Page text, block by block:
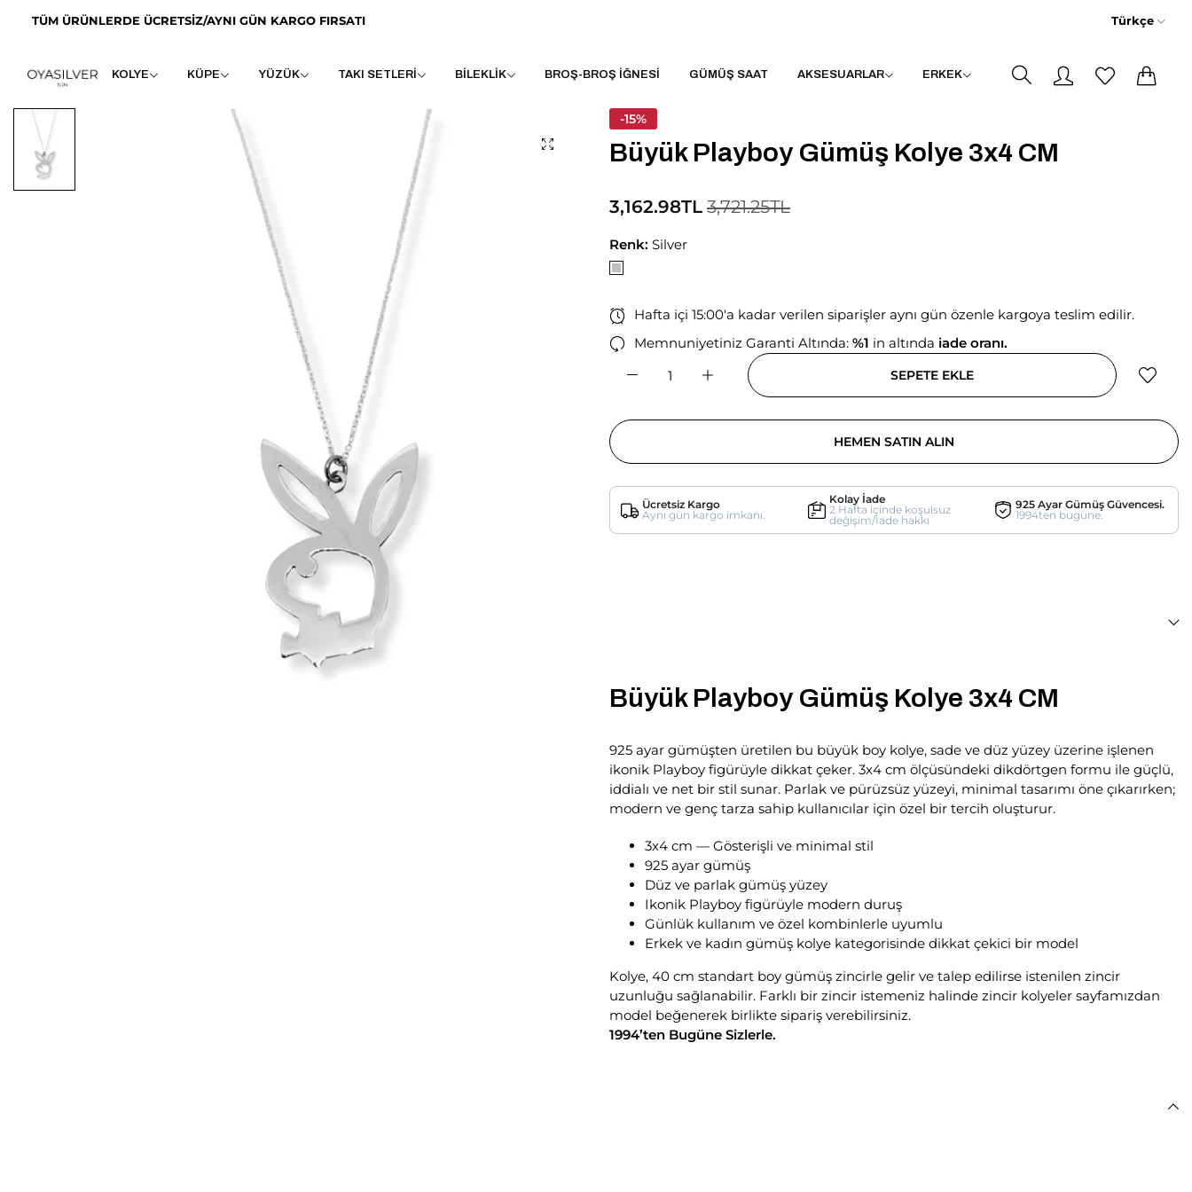
TÜM ÜRÜNLERDE ÜCRETSİZ/AYNI GÜN KARGO FIRSATI Türkçe
KOLYE KÜPE YÜZÜK TAKI SETLERİ BİLEKLİK BROŞ-BROŞ İĞNESİ GÜMÜŞ SAAT AKSESUARLAR ERKEK
-15%
Büyük Playboy Gümüş Kolye 3x4 CM
3,162.98TL 3,721.25TL
Renk: Silver
Hafta içi 15:00'a kadar verilen siparişler aynı gün özenle kargoya teslim edilir.
Memnuniyetiniz Garanti Altında: %1 in altında iade oranı.
SEPETE EKLE
HEMEN SATIN ALIN
Ücretsiz Kargo
Aynı gün kargo imkanı.
Kolay İade
2 Hafta içinde koşulsuz
değişim/İade hakkı
925 Ayar Gümüş Güvencesi.
1994ten bugüne.
Büyük Playboy Gümüş Kolye 3x4 CM
925 ayar gümüşten üretilen bu büyük boy kolye, sade ve düz yüzey üzerine işlenen
ikonik Playboy figürüyle dikkat çeker. 3x4 cm ölçüsündeki dikdörtgen formu ile güçlü,
iddialı ve net bir stil sunar. Parlak ve pürüzsüz yüzeyi, minimal tasarımı öne çıkarırken;
modern ve genç tarza sahip kullanıcılar için özel bir tercih oluşturur.
3x4 cm — Gösterişli ve minimal stil
925 ayar gümüş
Düz ve parlak gümüş yüzey
Ikonik Playboy figürüyle modern duruş
Günlük kullanım ve özel kombinlerle uyumlu
Erkek ve kadın gümüş kolye kategorisinde dikkat çekici bir model
Kolye, 40 cm standart boy gümüş zincirle gelir ve talep edilirse istenilen zincir
uzunluğu sağlanabilir. Farklı bir zincir istemeniz halinde zincir kolyeler sayfamızdan
model beğenerek birlikte sipariş verebilirsiniz.
1994’ten Bugüne Sizlerle.